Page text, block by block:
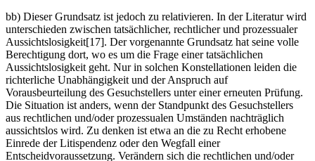
bb) Dieser Grundsatz ist jedoch zu relativieren. In der Literatur wird
unterschieden zwischen tatsächlicher, rechtlicher und prozessualer
Aussichtslosigkeit[17]. Der vorgenannte Grundsatz hat seine volle
Berechtigung dort, wo es um die Frage einer tatsächlichen
Aussichtslosigkeit geht. Nur in solchen Konstellationen leiden die
richterliche Unabhängigkeit und der Anspruch auf
Vorausbeurteilung des Gesuchstellers unter einer erneuten Prüfung.
Die Situation ist anders, wenn der Standpunkt des Gesuchstellers
aus rechtlichen und/oder prozessualen Umständen nachträglich
aussichtslos wird. Zu denken ist etwa an die zu Recht erhobene
Einrede der Litispendenz oder den Wegfall einer
Entscheidvoraussetzung. Verändern sich die rechtlichen und/oder